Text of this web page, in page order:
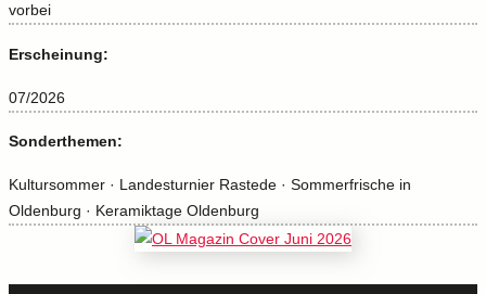
vorbei
Erscheinung:
07/2026
Sonderthemen:
Kultursommer · Landesturnier Rastede · Sommerfrische in
Oldenburg · Keramiktage Oldenburg